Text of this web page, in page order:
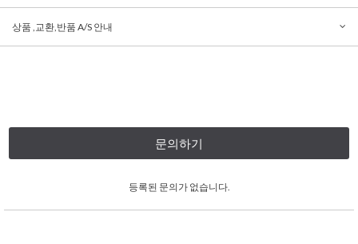
상품 ,교환,반품 A/S 안내
문의하기
등록된 문의가 없습니다.